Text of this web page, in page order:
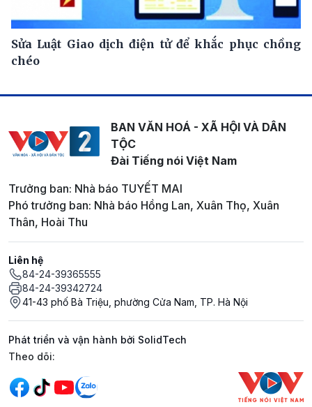
Sửa Luật Giao dịch điện tử để khắc phục chồng
chéo
BAN VĂN HOÁ - XÃ HỘI VÀ DÂN
TỘC
Đài Tiếng nói Việt Nam
Trưởng ban: Nhà báo TUYẾT MAI
Phó trưởng ban: Nhà báo Hồng Lan, Xuân Thọ, Xuân
Thân, Hoài Thu
Liên hệ
84-24-39365555
84-24-39342724
41-43 phố Bà Triệu, phường Cửa Nam, TP. Hà Nội
Phát triển và vận hành bởi SolidTech
Mạng xã hội
Theo dõi: